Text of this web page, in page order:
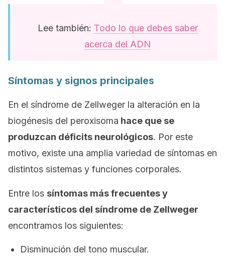
Lee también: Todo lo que debes saber
acerca del ADN
Síntomas y signos principales
En el síndrome de Zellweger la alteración en la
biogénesis del peroxisoma hace que se
produzcan déficits neurológicos. Por este
motivo, existe una amplia variedad de síntomas en
distintos sistemas y funciones corporales.
Entre los síntomas más frecuentes y
característicos del síndrome de Zellweger
encontramos los siguientes:
Disminución del tono muscular.